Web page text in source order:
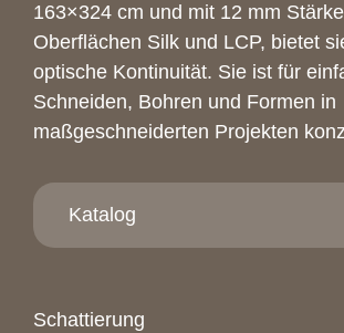
163×324 cm und mit 12 mm
Oberflächen Silk und LCP, bietet
optische Kontinuität. Sie ist für
Schneiden, Bohren und Formen in
maßgeschneiderten Projekten
Katalog
Schattierung